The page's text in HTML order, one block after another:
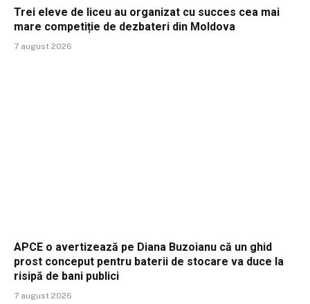
Trei eleve de liceu au organizat cu succes cea mai
mare competiție de dezbateri din Moldova
7 august 2026
APCE o avertizează pe Diana Buzoianu că un ghid
prost conceput pentru baterii de stocare va duce la
risipă de bani publici
7 august 2026